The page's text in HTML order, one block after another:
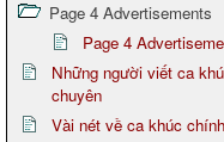
Page 4 Advertisements
Page 4
Những người viết ca
chuyên
Vài nét về ca khúc